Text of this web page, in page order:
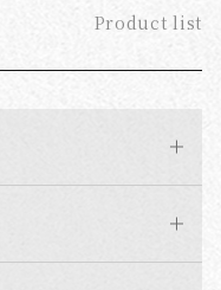
Product list